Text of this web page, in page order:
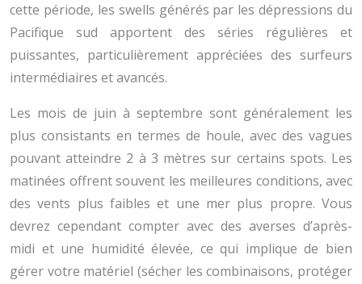
cette période, les swells générés par les dépressions du
Pacifique sud apportent des séries régulières et
puissantes, particulièrement appréciées des surfeurs
intermédiaires et avancés.
Les mois de juin à septembre sont généralement les
plus consistants en termes de houle, avec des vagues
pouvant atteindre 2 à 3 mètres sur certains spots. Les
matinées offrent souvent les meilleures conditions, avec
des vents plus faibles et une mer plus propre. Vous
devrez cependant compter avec des averses d’après-
midi et une humidité élevée, ce qui implique de bien
gérer votre matériel (sécher les combinaisons, protéger